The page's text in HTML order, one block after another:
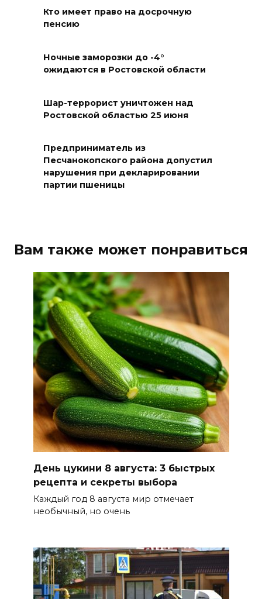
Кто имеет право на досрочную
пенсию
Ночные заморозки до -4°
ожидаются в Ростовской области
Шар-террорист уничтожен над
Ростовской областью 25 июня
Предприниматель из
Песчанокопского района допустил
нарушения при декларировании
партии пшеницы
Вам также может понравиться
День цукини 8 августа: 3 быстрых
рецепта и секреты выбора
Каждый год 8 августа мир отмечает
необычный, но очень